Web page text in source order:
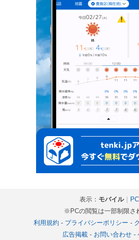
表示： モバイル｜ PC
※PCの閲覧は一部制限さ
利用規約 - プライバシーポリシー -
広告掲載- お問い合わせ-